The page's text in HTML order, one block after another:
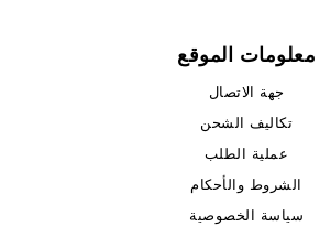
معلومات الموقع
جهة الاتصال
تكاليف الشحن
عملية الطلب
الشروط والأحكام
سياسة الخصوصية